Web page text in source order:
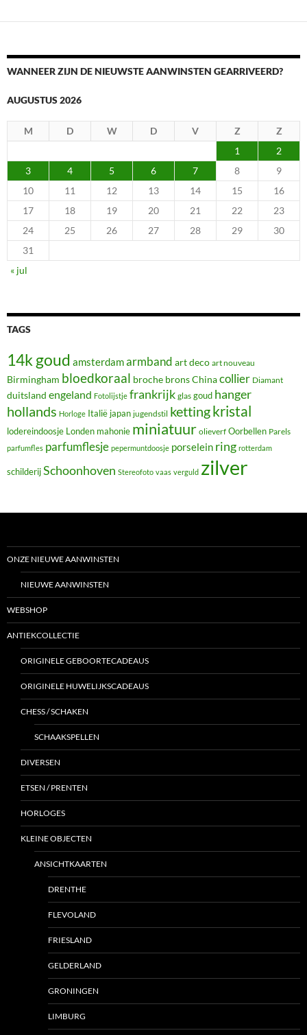
WANNEER ZIJN DE NIEUWSTE AANWINSTEN GEARRIVEERD?
AUGUSTUS 2026
M D W D V Z
Z
1
2
3
4 5 6 7 8
9
10
11 12 13 14 15
16
17
18 19 20 21 22
23
24
25 26 27 28 29
30
31
« jul
TAGS
14k goud amsterdamarmband art deco art nouveau
Birmingham bloedkoraal broche bronsChinacollier Diamant
duitsland engeland Fotolijstje frankrijk glas goud hanger
hollands Horloge Italië japan jugendstil kettingkristal
lodereindoosje Londen mahonie miniatuur olieverf Oorbellen Parels
parfumfles parfumflesje pepermuntdoosje porselein ring rotterdam
schilderijSchoonhoven Stereofoto vaas verguld zilver
ONZE NIEUWE AANWINSTEN
NIEUWE AANWINSTEN
WEBSHOP
ANTIEKCOLLECTIE
ORIGINELE GEBOORTECADEAUS
ORIGINELE HUWELIJKSCADEAUS
CHESS / SCHAKEN
SCHAAKSPELLEN
DIVERSEN
ETSEN / PRENTEN
HORLOGES
KLEINE OBJECTEN
ANSICHTKAARTEN
DRENTHE
FLEVOLAND
FRIESLAND
GELDERLAND
GRONINGEN
LIMBURG